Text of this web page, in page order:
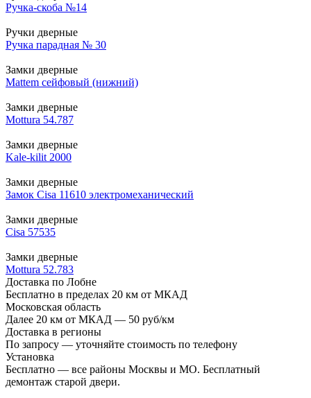
Ручка-скоба №14
Ручки дверные
Ручка парадная № 30
Замки дверные
Mattem сейфовый (нижний)
Замки дверные
Mottura 54.787
Замки дверные
Kale-kilit 2000
Замки дверные
Замок Cisa 11610 электромеханический
Замки дверные
Cisa 57535
Замки дверные
Mottura 52.783
Доставка по Лобне
Бесплатно в пределах 20 км от МКАД
Московская область
Далее 20 км от МКАД — 50 руб/км
Доставка в регионы
По запросу — уточняйте стоимость по телефону
Установка
Бесплатно — все районы Москвы и МО. Бесплатный
демонтаж старой двери.